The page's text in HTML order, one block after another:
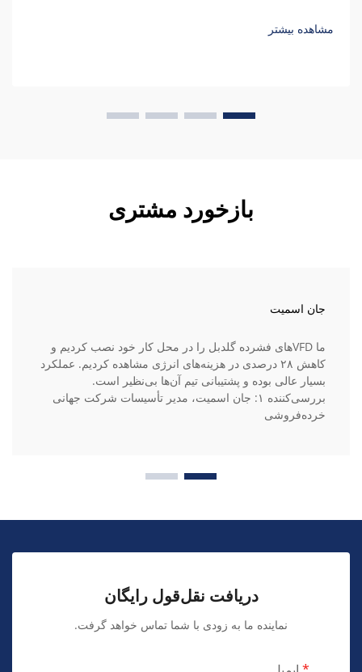
مشاهده بیشتر
بازخورد مشتری
جان اسمیت
ما VFDهای فشرده گلدبل را در محل کار خود نصب کردیم و
کاهش ۲۸ درصدی در هزینه‌های انرژی مشاهده کردیم. عملکرد
بسیار عالی بوده و پشتیبانی تیم آن‌ها بی‌نظیر است.
بررسی‌کننده ۱: جان اسمیت، مدیر تأسیسات شرکت جهانی
خرده‌فروشی
دریافت نقل‌قول رایگان
نماینده ما به زودی با شما تماس خواهد گرفت.